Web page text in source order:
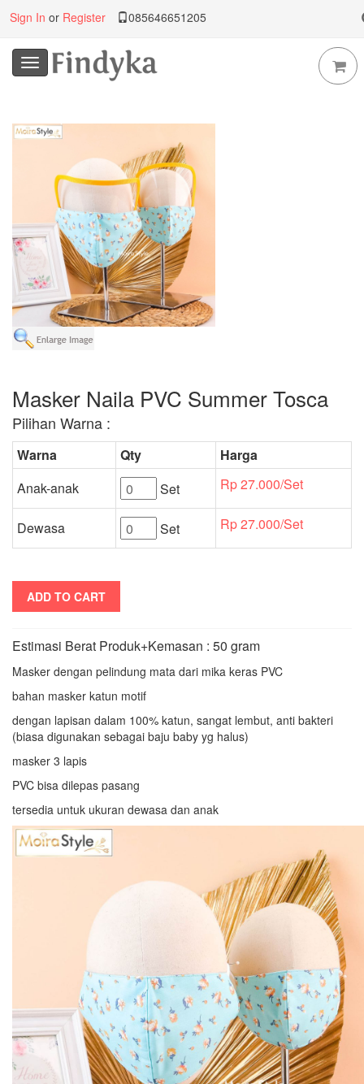
Sign In or Register 085646651205
Masker Naila PVC Summer Tosca
Pilihan Warna :
Warna Qty
Harga
Anak-anak
Set Rp 27.000/Set
Dewasa Set Rp 27.000/Set
ADD TO CART
Estimasi Berat Produk+Kemasan : 50 gram
Masker dengan pelindung mata dari mika keras PVC
bahan masker katun motif
dengan lapisan dalam 100% katun, sangat lembut, anti bakteri
(biasa digunakan sebagai baju baby yg halus)
masker 3 lapis
PVC bisa dilepas pasang
tersedia untuk ukuran dewasa dan anak